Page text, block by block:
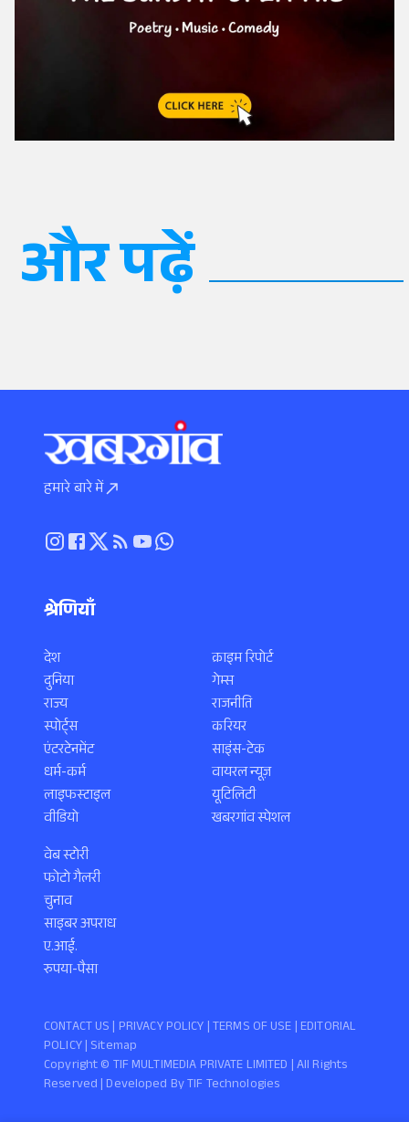
और पढ़ें
हमारे बारे में
श्रेणियाँ
देश
दुनिया
राज्य
स्पोर्ट्स
एंटरटेनमेंट
धर्म-कर्म
लाइफस्टाइल
वीडियो
क्राइम रिपोर्ट
गेम्स
राजनीति
करियर
साइंस-टेक
वायरल न्यूज़
यूटिलिटी
खबरगांव स्पेशल
वेब स्टोरी
फोटो गैलरी
चुनाव
साइबर अपराध
ए.आई.
रुपया-पैसा
Copyright ©️ TIF MULTIMEDIA PRIVATE LIMITED | All Rights
Reserved | Developed ByTIF Technologies
CONTACT US | PRIVACY POLICY |TERMS OF USE | EDITORIAL
POLICY| Sitemap